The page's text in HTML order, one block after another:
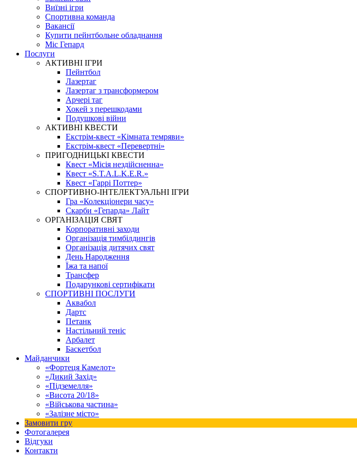
Виїзні ігри
Спортивна команда
Вакансії
Купити пейнтбольне обладнання
Міс Гепард
Послуги
АКТИВНІ ІГРИ
Пейнтбол
Лазертаг
Лазертаг з трансформером
Арчері таг
Хокей з перешкодами
Подушкові війни
АКТИВНІ КВЕСТИ
Екстрім-квест «Кімната темряви»
Екстрім-квест «Перевертні»
ПРИГОДНИЦЬКІ КВЕСТИ
Квест «Місія нездійсненна»
Квест «S.T.A.L.K.E.R.»
Квест «Гаррі Поттер»
СПОРТИВНО-ІНТЕЛЕКТУАЛЬНІ ІГРИ
Гра «Колекціонери часу»
Скарби «Гепарда» Лайт
ОРГАНІЗАЦІЯ СВЯТ
Корпоративні заходи
Організація тимбілдингів
Організація дитячих свят
День Народження
Їжа та напої
Трансфер
Подарункові сертифікати
СПОРТИВНІ ПОСЛУГИ
Аквабол
Дартс
Петанк
Настільний теніс
Арбалет
Баскетбол
Майданчики
«Фортеця Камелот»
«Дикий Захід»
«Підземелля»
«Висота 20/18»
«Військова частина»
«Залізне місто»
Замовити гру
Фотогалерея
Відгуки
Контакти